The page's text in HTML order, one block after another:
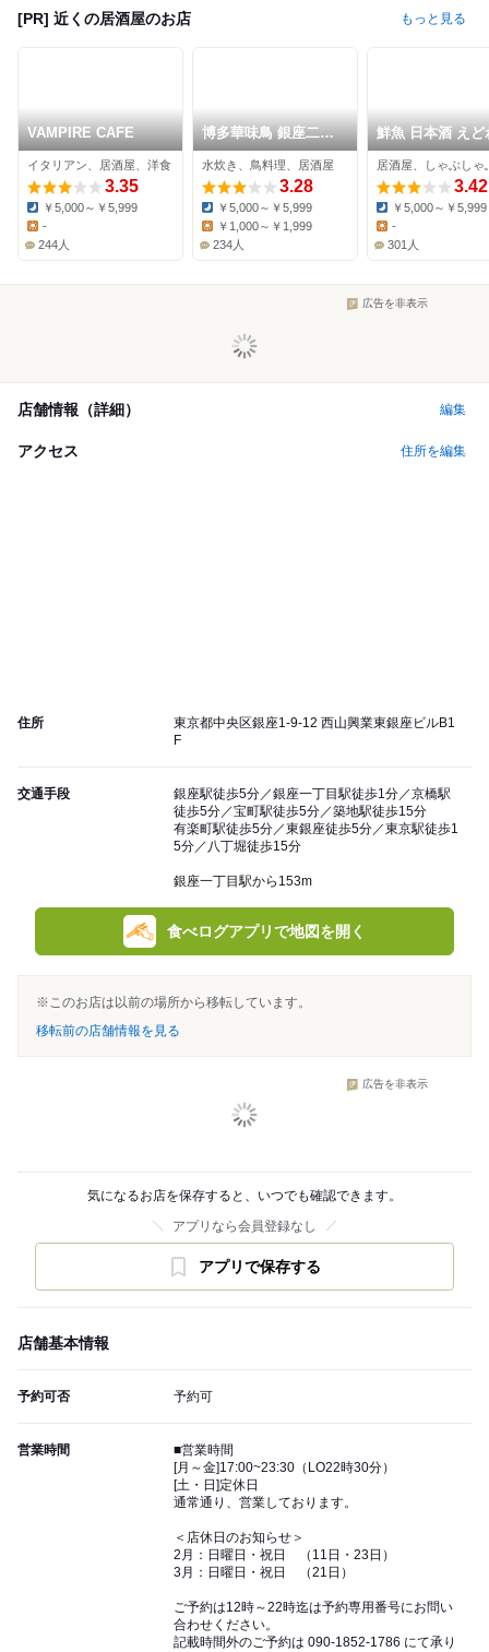
[PR] 近くの居酒屋のお店 もっと見る
VAMPIRE CAFE
イタリアン、居酒屋、洋食
3.35
Dinner:
￥5,000～￥5,999
-
244人
博多華味鳥 銀座二丁
目店
水炊き、鳥料理、居酒屋
3.28
Dinner:
￥5,000～￥5,999
￥1,000～￥1,999
234人
鮮魚 日本酒 えど
3.42
Dinner:
￥5,000～￥5,999
-
301人
広告を非表示
店舗情報（詳細） 編集
アクセス 住所を編集
住所
東京都中央区銀座1-9-12 西山興業東銀座ビルB1
F
交通手段
銀座駅徒歩5分／銀座一丁目駅徒歩1分／京橋駅
徒歩5分／宝町駅徒歩5分／築地駅徒歩15分
有楽町駅徒歩5分／東銀座徒歩5分／東京駅徒歩1
5分／八丁堀徒歩15分
銀座一丁目駅から153m
食べログアプリで地図を開く
※このお店は以前の場所から移転しています。
移転前の店舗情報を見る
広告を非表示
気になるお店を保存すると、いつでも確認できます。
アプリなら会員登録なし
アプリで保存する
店舗基本情報
予約可否 予約可
営業時間
■営業時間
[月～金]17:00~23:30（LO22時30分）
[土・日]定休日
通常通り、営業しております。
＜店休日のお知らせ＞
2月：日曜日・祝日 （11日・23日）
3月：日曜日・祝日 （21日）
ご予約は12時～22時迄は予約専用番号にお問い
合わせください。
記載時間外のご予約は 090-1852-1786 にて承り